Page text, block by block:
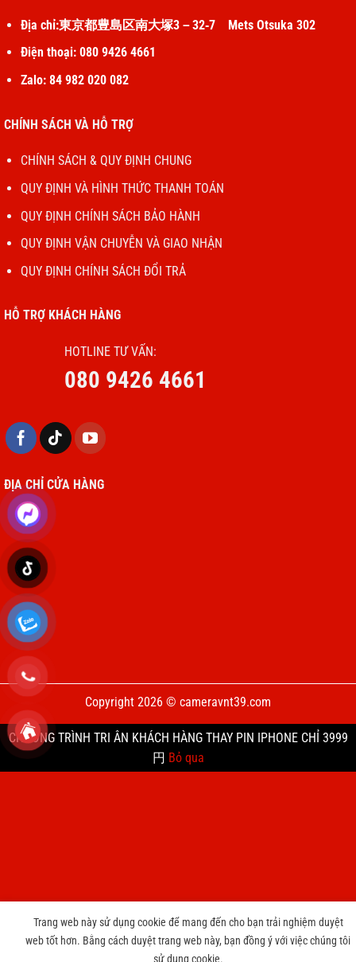
Địa chỉ:東京都豊島区南大塚3－32‐7 Mets Otsuka 302
Điện thoại: 080 9426 4661
Zalo: 84 982 020 082
CHÍNH SÁCH VÀ HỖ TRỢ
CHÍNH SÁCH & QUY ĐỊNH CHUNG
QUY ĐỊNH VÀ HÌNH THỨC THANH TOÁN
QUY ĐỊNH CHÍNH SÁCH BẢO HÀNH
QUY ĐỊNH VẬN CHUYỄN VÀ GIAO NHẬN
QUY ĐỊNH CHÍNH SÁCH ĐỔI TRẢ
HỖ TRỢ KHÁCH HÀNG
HOTLINE TƯ VẤN:
080 9426 4661
ĐỊA CHỈ CỬA HÀNG
Copyright 2026 © cameravnt39.com
CHƯƠNG TRÌNH TRI ÂN KHÁCH HÀNG THAY PIN IPHONE CHỈ 3999
円 Bỏ qua
Trang web này sử dụng cookie để mang đến cho bạn trải nghiệm duyệt
web tốt hơn. Bằng cách duyệt trang web này, bạn đồng ý với việc chúng tôi
sử dụng cookie.